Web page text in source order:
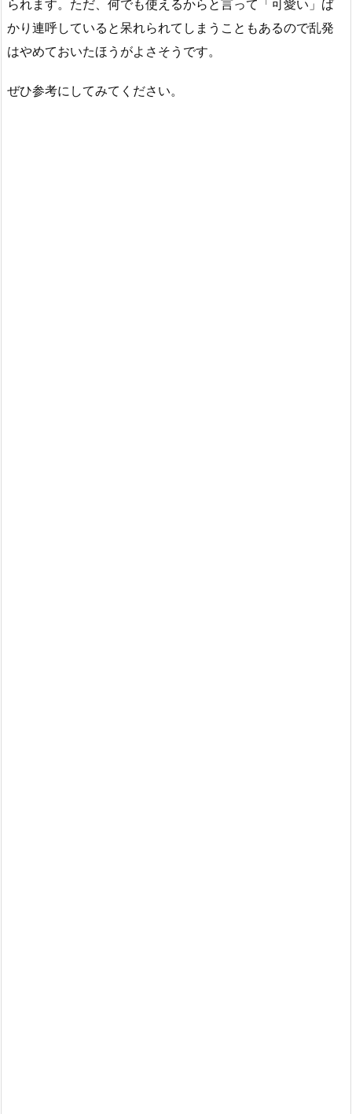
られます。ただ、何でも使えるからと言って「可愛い」ば
かり連呼していると呆れられてしまうこともあるので乱発
はやめておいたほうがよさそうです。
ぜひ参考にしてみてください。